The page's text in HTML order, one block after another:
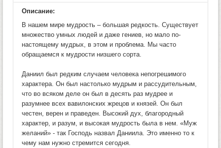
Описание:
В нашем мире мудрость – большая редкость. Существует
множество умных людей и даже гениев, но мало по-
настоящему мудрых, в этом и проблема. Мы часто
обращаемся к мудрости низшего сорта.
Даниил был редким случаем человека непогрешимого
характера. Он был настолько мудрым и рассудительным,
что во всяком деле он был в десять раз мудрее и
разумнее всех вавилонских жрецов и князей. Он был
честен, верен и праведен. Высокий дух, благородный
характер, и разум, и высокая мудрость была в нем. «Муж
желаний» - так Господь назвал Даниила. Это именно то к
чему нам нужно стремится сегодня.